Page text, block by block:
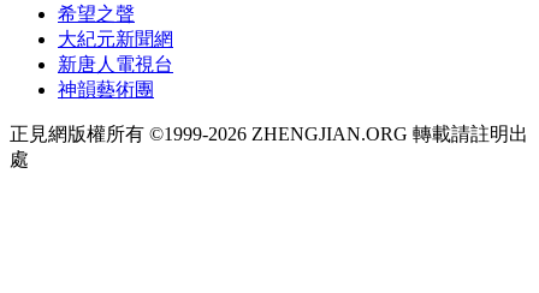
希望之聲
大紀元新聞網
新唐人電視台
神韻藝術團
正見網版權所有 ©1999-2026 ZHENGJIAN.ORG 轉載請註明出
處